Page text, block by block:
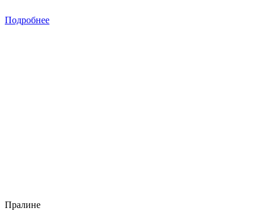
Подробнее
Пралине